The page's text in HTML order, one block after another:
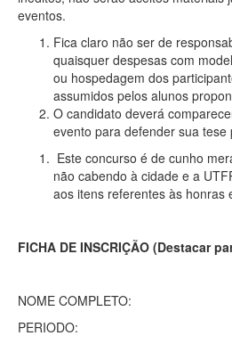
eventos.
Fica claro não ser de
quaisquer despesas com
ou hospedagem dos
assumidos pelos alunos
O candidato deverá
evento para defender sua tese
Este concurso é de cunho
não cabendo à cidade e a
aos itens referentes às honras
FICHA DE INSCRIÇÃO (Destacar
NOME COMPLETO:
PERIODO: